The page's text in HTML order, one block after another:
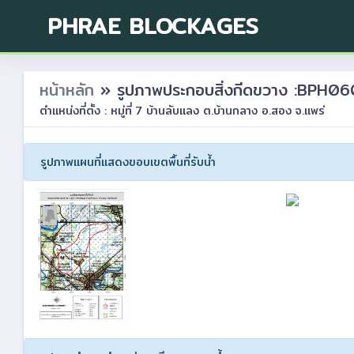
PHRAE BLOCKAGES
หน้าหลัก » รูปภาพประกอบสิ่งกีดขวาง
ตำแหน่งที่ตั้ง : หมู่ที่ 7 บ้านลับแลง ต.บ้านกลาง อ.สอง จ.แพร่
รูปภาพแผนที่แสดงขอบเขตพื้นที่รับน้ำ